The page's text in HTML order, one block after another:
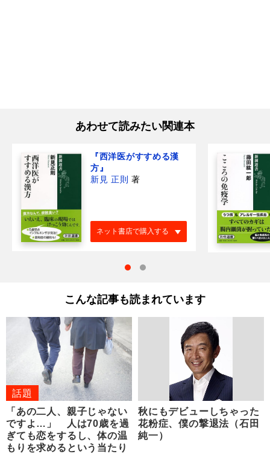
あわせて読みたい関連本
『西洋医がすすめる漢
方』
新見 正則 著
ネット書店で購入する
こんな記事も読まれています
話題
「あの二人、親子じゃない
ですよ…」 人は70歳を過
ぎても恋をするし、体の温
もりを求めるという当たり
秋にもデビューしちゃった
花粉症、僕の撃退法（石田
純一）